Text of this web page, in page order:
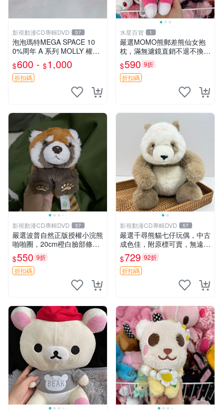
影視動漫CD專輯DVD 57
泡泡瑪特MEGA SPACE 10
0%周年 A 系列 MOLLY 權威
隱藏款 嚴選薄荷巧克力色 80
年代風味 權威推薦 合適收藏
$600 - $1,000
折扣碼
水星百貨 1
嚴選MOMO熊郵差熊仙女抱
枕，滿無濾鏡直銷不退不換
經典造型可愛必備 紅薯啵啵
間抱枕 抱枕 時尚
$590 9折
折扣碼
影視動漫CD專輯DVD 57
嚴選波普自然正版授權小浣熊
啪啪圈，20cm橙白臉部條紋
清晰，毛絨超萌贈品推薦。
小浣熊 波普 圈環
$550 9折
折扣碼
影視動漫CD專輯DVD 57
嚴選千尋熊貓七仔玩偶，中古
成色佳，附原標可賣，無遠方
一手送第二天即達 中古玩偶
熊貓七仔 千尋
$729 92折
折扣碼